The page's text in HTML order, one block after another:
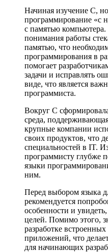
Начиная изучение C,
программирование «с
с памятью
понимания работы
памятью, что
программирования в
помогает
задачи и исправлять
виде, что является
программиста.
Вокруг C
среда,
крупные компании
своих продуктов, что
специальностей в IT.
программисту глубже
языки
ним.
Перед выбором языка
рекомендуется
особенности и
целей. Помимо этого,
разработке
приложений, что
для начинающих